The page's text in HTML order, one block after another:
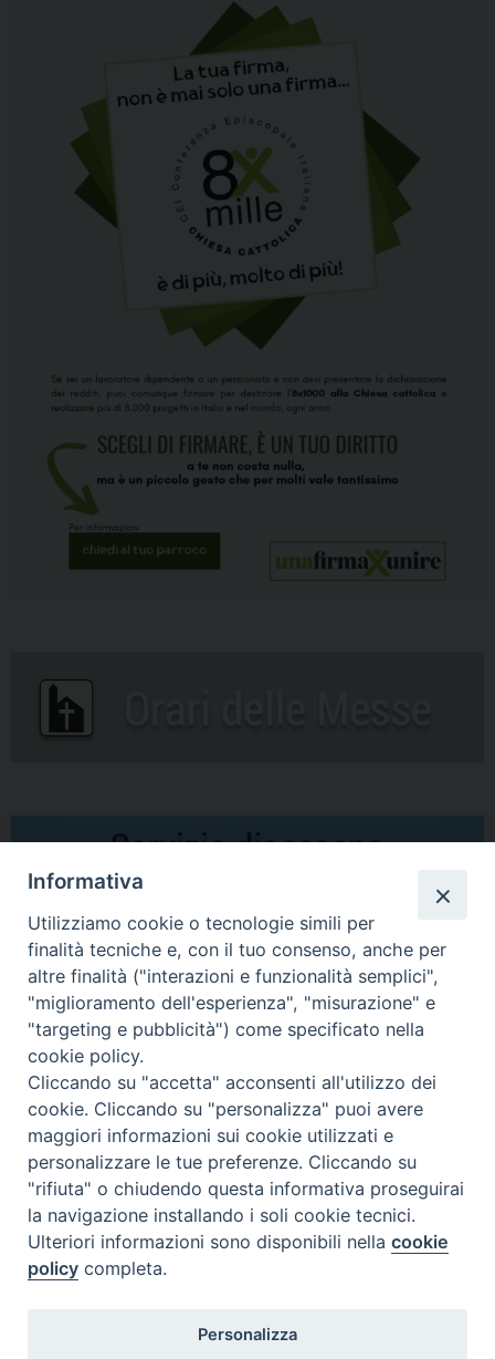
Comunicati Stampa
Il cordoglio dei Vescovi di Puglia per la morte di S.E.R. Mons. Agostino
Superbo
Nasce la Consulta Diocesana delle Aggregazioni Laicali di Castellaneta
Archivio comunicati stampa
2026 © Diocesi di Castellaneta
Informativa
Utilizziamo cookie o tecnologie simili per
finalità tecniche e, con il tuo consenso, anche per
altre finalità ("interazioni e funzionalità semplici",
"miglioramento dell'esperienza", "misurazione" e
"targeting e pubblicità") come specificato nella
cookie policy.
Cliccando su "accetta" acconsenti all'utilizzo dei
cookie. Cliccando su "personalizza" puoi avere
maggiori informazioni sui cookie utilizzati e
personalizzare le tue preferenze. Cliccando su
"rifiuta" o chiudendo questa informativa proseguirai
la navigazione installando i soli cookie tecnici.
Ulteriori informazioni sono disponibili nellacookie
policy completa.
Personalizza